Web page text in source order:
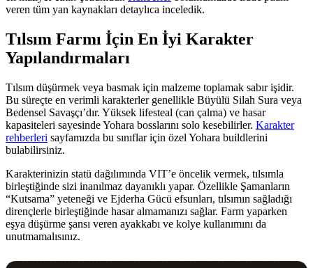
veren tüm yan kaynakları detaylıca inceledik.
Tılsım Farmı İçin En İyi Karakter
Yapılandırmaları
Tılsım düşürmek veya basmak için malzeme toplamak sabır işidir.
Bu süreçte en verimli karakterler genellikle Büyülü Silah Sura veya
Bedensel Savaşçı’dır. Yüksek lifesteal (can çalma) ve hasar
kapasiteleri sayesinde Yohara bosslarını solo kesebilirler. Karakter
rehberleri sayfamızda bu sınıflar için özel Yohara buildlerini
bulabilirsiniz.
Karakterinizin statü dağılımında VIT’e öncelik vermek, tılsımla
birleştiğinde sizi inanılmaz dayanıklı yapar. Özellikle Şamanların
“Kutsama” yeteneği ve Ejderha Gücü efsunları, tılsımın sağladığı
dirençlerle birleştiğinde hasar almamanızı sağlar. Farm yaparken
eşya düşürme şansı veren ayakkabı ve kolye kullanımını da
unutmamalısınız.